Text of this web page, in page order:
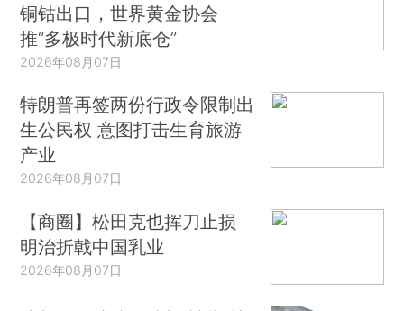
铜钴出口，世界黄金协会
推“多极时代新底仓”
2026年08月07日
特朗普再签两份行政令限制出
生公民权 意图打击生育旅游
产业
2026年08月07日
【商圈】松田克也挥刀止损
明治折戟中国乳业
2026年08月07日